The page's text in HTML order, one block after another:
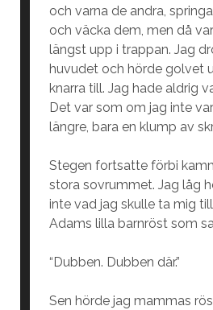
och varna de andra,
och väcka dem, men då
längst upp i trappan. Jag
huvudet och hörde golvet
knarra till. Jag hade aldrig
Det var som om jag inte
längre, bara en klump av
Stegen fortsatte förbi
stora sovrummet. Jag låg
inte vad jag skulle ta mig
Adams lilla barnröst som
“Dubben. Dubben där.”
Sen hörde jag mammas